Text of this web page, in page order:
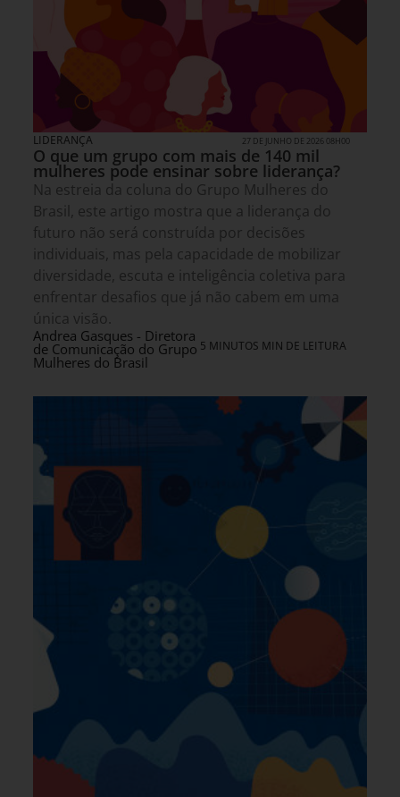
LIDERANÇA 27 DE JUNHO DE 2026 08H00
O que um grupo com mais de 140 mil
mulheres pode ensinar sobre liderança?
Na estreia da coluna do Grupo Mulheres do
Brasil, este artigo mostra que a liderança do
futuro não será construída por decisões
individuais, mas pela capacidade de mobilizar
diversidade, escuta e inteligência coletiva para
enfrentar desafios que já não cabem em uma
única visão.
Andrea Gasques - Diretora
de Comunicação do Grupo
Mulheres do Brasil
5 MINUTOS MIN DE LEITURA